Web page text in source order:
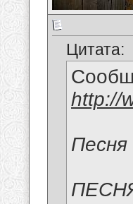
Цитата:
http://